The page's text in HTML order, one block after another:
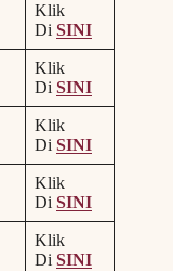
Klik
Di SINI
Klik
Di SINI
Klik
Di SINI
Klik
Di SINI
Klik
Di SINI